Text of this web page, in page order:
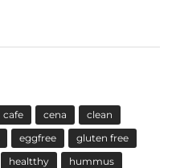
cafe cena
clean
eggfree
gluten free
healtthy
hummus